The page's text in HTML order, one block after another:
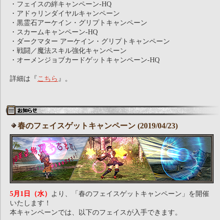
・フェイスの絆キャンペーン-HQ
・アドゥリンダイヤルキャンペーン
・黒霊石アーケイン・グリプトキャンペーン
・スカームキャンペーン-HQ
・ダークマター アーケイン・グリプトキャンペーン
・戦闘／魔法スキル強化キャンペーン
・オーメンジョブカードゲットキャンペーン-HQ
詳細は『 こちら 』。
春のフェイスゲットキャンペーン (2019/04/23)
5月1日（水） より、「春のフェイスゲットキャンペーン」を開催
いたします！
本キャンペーンでは、以下のフェイスが入手できます。